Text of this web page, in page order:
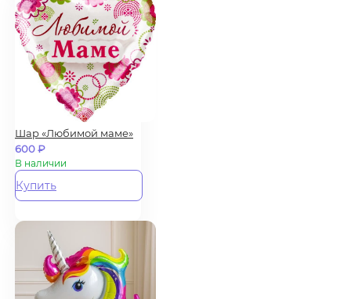
Шар «Любимой маме»
600₽
В наличии
Купить